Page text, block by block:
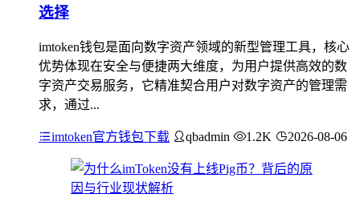
选择
imtoken钱包是面向数字资产领域的新型管理工具，核心
优势体现在安全与便捷两大维度，为用户提供高效的数
字资产交易服务，它精准契合用户对数字资产的管理需
求，通过...
imtoken官方钱包下载 qbadmin 1.2K 2026-08-06